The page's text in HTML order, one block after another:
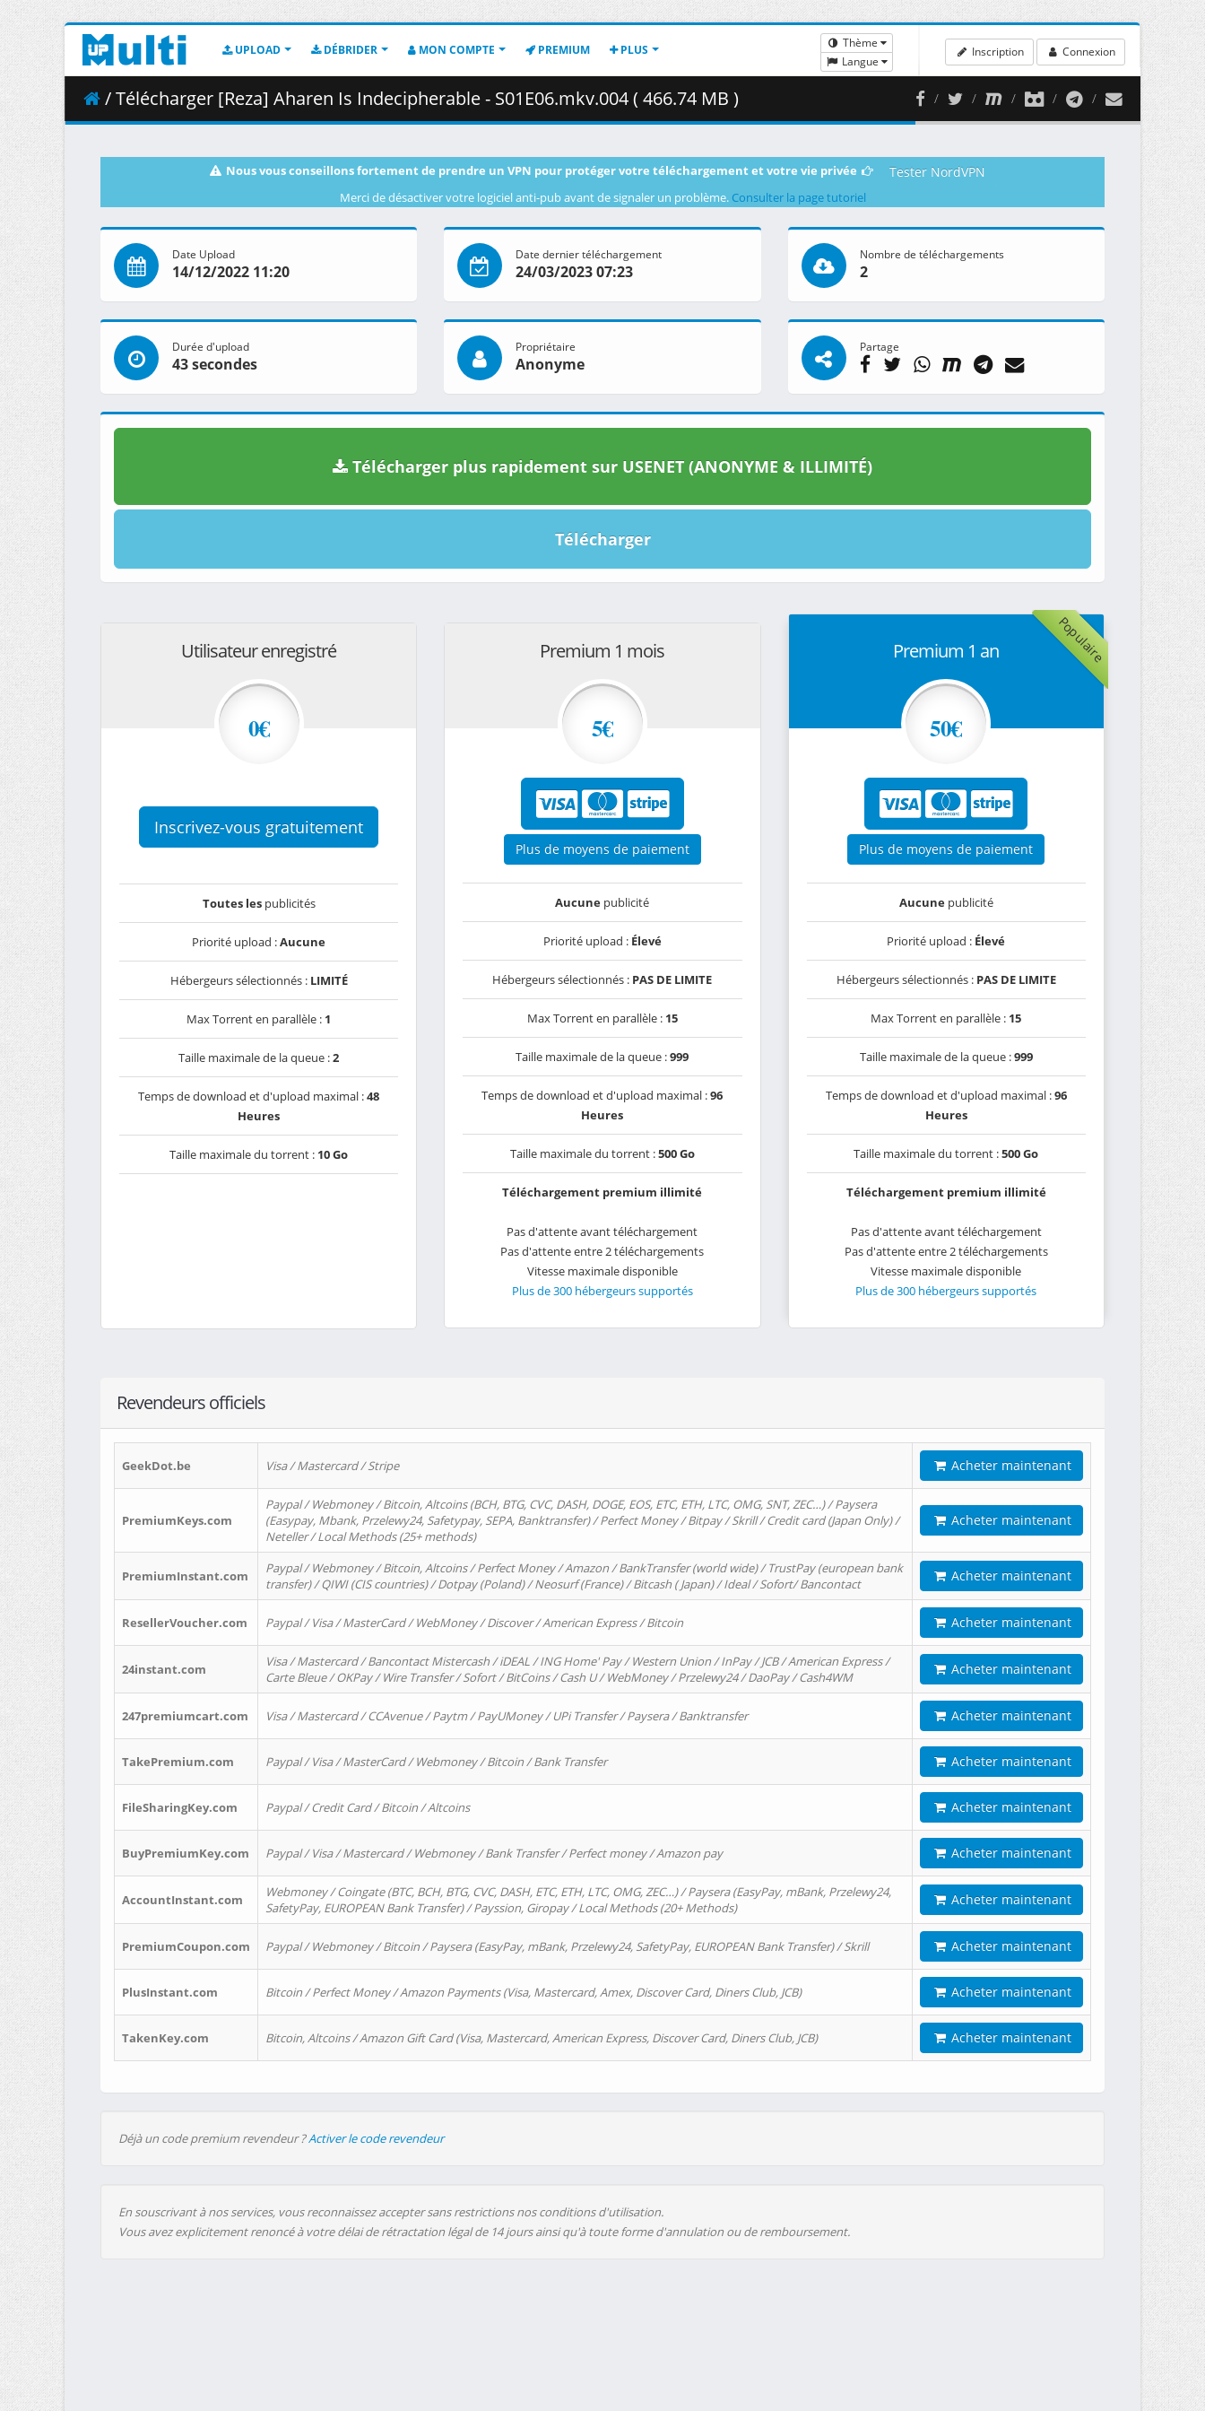
UPLOAD DÉBRIDER MON COMPTE PREMIUM PLUS
Thème
Langue
Inscription Connexion
/ Télécharger [Reza] Aharen Is Indecipherable - S01E06.mkv.004 ( 466.74 MB )
Nous vous conseillons fortement de prendre un VPN pour protéger votre téléchargement et votre vie privée Tester NordVPN
Merci de désactiver votre logiciel anti-pub avant de signaler un problème. Consulter la page tutoriel
Date Upload
14/12/2022 11:20
Date dernier téléchargement
24/03/2023 07:23
Nombre de téléchargements
2
Durée d'upload
43 secondes
Propriétaire
Anonyme
Partage
Télécharger plus rapidement sur USENET (ANONYME & ILLIMITÉ)
Télécharger
Utilisateur enregistré
0€
Inscrivez-vous gratuitement
Toutes lespublicités
Priorité upload :Aucune
Hébergeurs sélectionnés : LIMITÉ
Max Torrent en parallèle : 1
Taille maximale de la queue :2
Temps de download et d'upload maximal :48
Heures
Taille maximale du torrent : 10 Go
Premium 1 mois
5€
Plus de moyens de paiement
Aucune publicité
Priorité upload : Élevé
Hébergeurs sélectionnés : PAS DE LIMITE
Max Torrent en parallèle : 15
Taille maximale de la queue :999
Temps de download et d'upload maximal :96
Heures
Taille maximale du torrent :500 Go
Téléchargement premium illimité
Pas d'attente avant téléchargement
Pas d'attente entre 2 téléchargements
Vitesse maximale disponible
Plus de 300 hébergeurs supportés
Populaire
Premium 1 an
50€
Plus de moyens de paiement
Aucunepublicité
Priorité upload : Élevé
Hébergeurs sélectionnés : PAS DE LIMITE
Max Torrent en parallèle : 15
Taille maximale de la queue :999
Temps de download et d'upload maximal :96
Heures
Taille maximale du torrent :500 Go
Téléchargement premium illimité
Pas d'attente avant téléchargement
Pas d'attente entre 2 téléchargements
Vitesse maximale disponible
Plus de 300 hébergeurs supportés
Revendeurs officiels
GeekDot.be Visa / Mastercard / Stripe Acheter maintenant
PremiumKeys.com
Paypal / Webmoney / Bitcoin, Altcoins (BCH, BTG, CVC, DASH, DOGE, EOS, ETC, ETH, LTC, OMG, SNT, ZEC…) / Paysera
(Easypay, Mbank, Przelewy24, Safetypay, SEPA, Banktransfer) / Perfect Money / Bitpay / Skrill / Credit card (Japan Only) /
Neteller / Local Methods (25+ methods)
Acheter maintenant
PremiumInstant.com
Paypal / Webmoney / Bitcoin, Altcoins / Perfect Money / Amazon / BankTransfer (world wide) / TrustPay (european bank
transfer) / QIWI (CIS countries) / Dotpay (Poland) / Neosurf (France) / Bitcash ( Japan) / Ideal / Sofort/ Bancontact
Acheter maintenant
ResellerVoucher.com Paypal / Visa / MasterCard / WebMoney / Discover / American Express / Bitcoin Acheter maintenant
24instant.com
Visa / Mastercard / Bancontact Mistercash / iDEAL / ING Home' Pay / Western Union / InPay / JCB / American Express /
Carte Bleue / OKPay / Wire Transfer / Sofort / BitCoins / Cash U / WebMoney / Przelewy24 / DaoPay / Cash4WM
Acheter maintenant
247premiumcart.com Visa / Mastercard / CCAvenue / Paytm / PayUMoney / UPi Transfer / Paysera / Banktransfer Acheter maintenant
TakePremium.com Paypal / Visa / MasterCard / Webmoney / Bitcoin / Bank Transfer Acheter maintenant
FileSharingKey.com Paypal / Credit Card / Bitcoin / Altcoins Acheter maintenant
BuyPremiumKey.com Paypal / Visa / Mastercard / Webmoney / Bank Transfer / Perfect money / Amazon pay Acheter maintenant
AccountInstant.com
Webmoney / Coingate (BTC, BCH, BTG, CVC, DASH, ETC, ETH, LTC, OMG, ZEC…) / Paysera (EasyPay, mBank, Przelewy24,
SafetyPay, EUROPEAN Bank Transfer) / Payssion, Giropay / Local Methods (20+ Methods)
Acheter maintenant
PremiumCoupon.com Paypal / Webmoney / Bitcoin / Paysera (EasyPay, mBank, Przelewy24, SafetyPay, EUROPEAN Bank Transfer) / Skrill Acheter maintenant
PlusInstant.com Bitcoin / Perfect Money / Amazon Payments (Visa, Mastercard, Amex, Discover Card, Diners Club, JCB) Acheter maintenant
TakenKey.com Bitcoin, Altcoins / Amazon Gift Card (Visa, Mastercard, American Express, Discover Card, Diners Club, JCB) Acheter maintenant
Déjà un code premium revendeur ?Activer le code revendeur
En souscrivant à nos services, vous reconnaissez accepter sans restrictions nos conditions d'utilisation.
Vous avez explicitement renoncé à votre délai de rétractation légal de 14 jours ainsi qu'à toute forme d'annulation ou de remboursement.